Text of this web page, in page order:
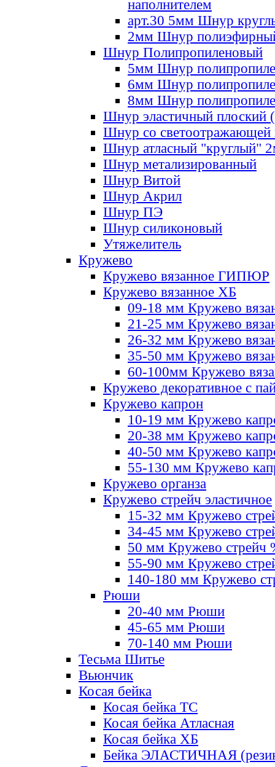
наполнителем
арт.30 5мм Шнур
2мм Шнур
Шнур Полипропиленовый
5мм Шнур
6мм Шнур
8мм Шнур
Шнур эластичный плоский
Шнур со светоотражающей
Шнур атласный "круглый"
Шнур метализированный
Шнур Витой
Шнур Акрил
Шнур ПЭ
Шнур силиконовый
Утяжелитель
Кружево
Кружево вязанное ГИПЮР
Кружево вязанное ХБ
09-18 мм Кружево
21-25 мм Кружево
26-32 мм Кружево
35-50 мм Кружево
60-100мм Кружево
Кружево декоративное с
Кружево капрон
10-19 мм Кружево
20-38 мм Кружево
40-50 мм Кружево
55-130 мм Кружево
Кружево органза
Кружево стрейч эластичное
15-32 мм Кружево
34-45 мм Кружево
50 мм Кружево стрейч
55-90 мм Кружево
140-180 мм Кружево
Рюши
20-40 мм Рюши
45-65 мм Рюши
70-140 мм Рюши
Тесьма Шитье
Вьюнчик
Косая бейка
Косая бейка ТС
Косая бейка Атласная
Косая бейка ХБ
Бейка ЭЛАСТИЧНАЯ